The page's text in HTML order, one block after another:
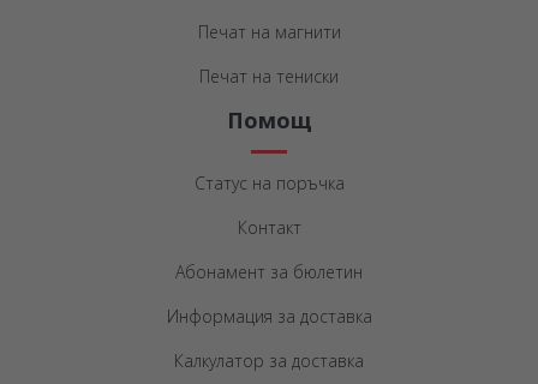
Печат на магнити
Печат на тениски
Помощ
Статус на поръчка
Контакт
Абонамент за бюлетин
Информация за доставка
Калкулатор за доставка